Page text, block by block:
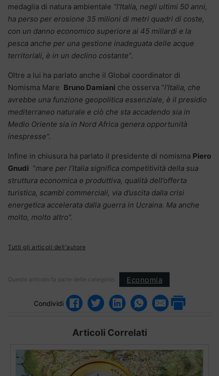
medaglia di natura ambientale “l’Italia, negli ultimi 50 anni,
ha perso per erosione 35 milioni di metri quadri di coste,
con un danno economico superiore ai 45 miliardi e la
pesca anche per una gestione inadeguata delle acque
territoriali, è in un declino costante”.
Oltre a lui ha parlato anche il Global coordinator di
Nomisma Mare Bruno Damiani che osserva “l’Italia, che
avrebbe una funzione geopolitica essenziale, è il presidio
mediterraneo naturale e ciò che sta accadendo sia in
Medio Oriente sia in Nord Africa genera opportunità
inespresse”.
Infine in chiusura ha parlato il presidente di nomisma Piero
Gnudi “mare per l’Italia significa competitività della sua
struttura economica e produttiva, qualità dell’offerta
turistica, scambi commerciali, via d’uscita dalla crisi
energetica accelerata dalla guerra in Ucraina. Ma anche
molto, molto altro”.
Tutti gli articoli dell'autore
Questo articolo fa parte delle categorie: Economia
Condividi
Articoli Correlati